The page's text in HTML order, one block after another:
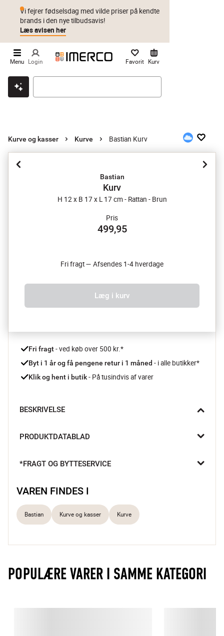
Klik & hent Byt i 1 år Prismatch
Vi fejrer fødselsdag med vilde priser på kendte
brands i den nye tilbudsavis!
Læs avisen her
Menu Login Favorit Kurv
Kurve og kasser Kurve Bastian Kurv
Bastian
Kurv
H 12 x B 17 x L 17 cm - Rattan - Brun
Pris
499,95
Fri fragt — Afsendes 1-4 hverdage
Læg i kurv
Fri fragt - ved køb over 500 kr.*
Byt i 1 år og få pengene retur i 1 måned - i alle butikker*
Klik og hent i butik - På tusindvis af varer
BESKRIVELSE
håndtag. Den er vævet af rattan, som giver den et flot
To smarte håndtag
PRODUKTDATABLAD
*FRAGT OG BYTTESERVICE
VAREN FINDES I
Bastian Kurve og kasser Kurve
POPULÆRE VARER I SAMME KATEGORI